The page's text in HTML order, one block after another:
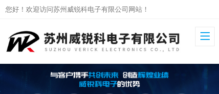
您好！欢迎访问苏州威锐科电子有限公司网站！